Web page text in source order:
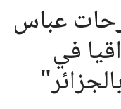
1 - فرحات عباس
عراقيا في